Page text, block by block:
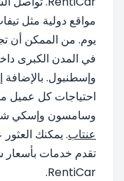
مواقع دولية مثل
يوم. من الممكن أن
في المدن الكبرى
وإسطنبول. بالإضافة
احتياجات كل عميل
وسامسون وإسكي
عنتاب. يمكنك
تقدم خدمات بأسعار
RentiCar.